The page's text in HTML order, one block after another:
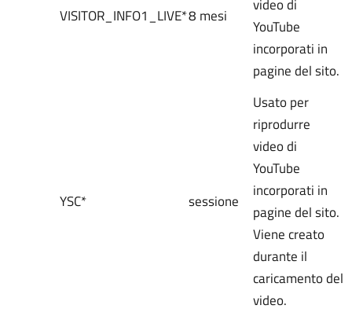
VISITOR_INFO1_LIVE*8 mesi
video di
YouTube
incorporati in
pagine del sito.
YSC* sessione
Usato per
riprodurre
video di
YouTube
incorporati in
pagine del sito.
Viene creato
durante il
caricamento del
video.